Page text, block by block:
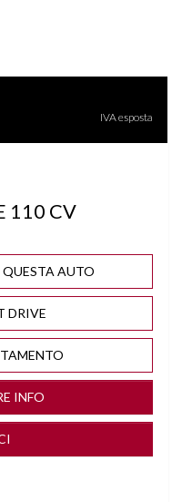
SEQUENZIALE
PASSEGGERO
IVA esposta
110 CV
AUTO
DRIVE
INFO